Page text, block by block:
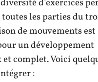
d’exercices
les parties du
de mouvements est
un développement
complet. Voici
: